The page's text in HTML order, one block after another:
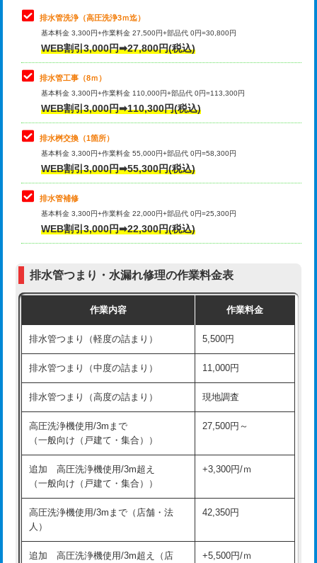
排水管工事（追加 排水管工事/3ｍ超
え）
マス交換（土の掘削・埋め戻し作業）
マス交換（深さ50㎝未満）
マス交換（深さ50㎝以上）
コンクリート斫り（厚さ10㎝まで）
コンクリート斫り（厚さ10㎝超え）
モルタル補修（厚さ10㎝まで）
モルタル補修（厚さ10㎝超え）
追加人工 16,500円
現場見積
※給水管工事は20mmまでの価格です。
理・調整・分解・加工など（中作業）
止水・漏水調査・防水処理・清掃・修
理・調整・分解・加工など（重作業）
33,000円
その他部品の脱着
交換・取付（タンク）
交換・取付(単水栓（壁付・デッキ
式）)
交換・取付(混合水栓（壁付・デッキ
式・ワンホール）)
16,500円+材料費
交換・取付(排水栓・排水トラップ
交換・取付（その他部品） 11,000円+材料費
持込商品取付（単水栓） 13,200円
持込商品取付（混合水栓） 16,500円
持込商品取付（浄水器・分岐水栓） 16,500円
給水管工事※（ホール加工) 16,500円
給水管工事※（バンド止め) 3,300円
給水管工事※（支持金具設置)
給水管工事※（保温材使用（バンド止
め込み）)
5,500円
給水管工事※（土の掘削・埋め戻し作
業)
11,000円
給水管工事※（塩ビ管（VP・HI）使
33,000円
排水管洗浄（高圧洗浄3ｍ迄）
基本料金 3,300円+作業料金 27,500円+部品代 0円=30,800円
WEB割引3,000円➡27,800円(税込)
排水管工事（8ｍ）
基本料金 3,300円+作業料金 110,000円+部品代 0円=113,300円
WEB割引3,000円➡110,300円(税込)
排水桝交換（1箇所）
基本料金 3,300円+作業料金 55,000円+部品代 0円=58,300円
WEB割引3,000円➡55,300円(税込)
排水管補修
基本料金 3,300円+作業料金 22,000円+部品代 0円=25,300円
WEB割引3,000円➡22,300円(税込)
排水管つまり・水漏れ修理の作業料金表
作業内容 作業料金
排水管つまり（軽度の詰まり） 5,500円
排水管つまり（中度の詰まり） 11,000円
排水管つまり（高度の詰まり） 現地調査
高圧洗浄機使用/3mまで
（一般向け（戸建て・集合））
27,500円～
追加 高圧洗浄機使用/3m超え
（一般向け（戸建て・集合））
+3,300円/ｍ
高圧洗浄機使用/3mまで（店舗・法
人）
42,350円
追加 高圧洗浄機使用/3m超え（店
+5,500円/ｍ